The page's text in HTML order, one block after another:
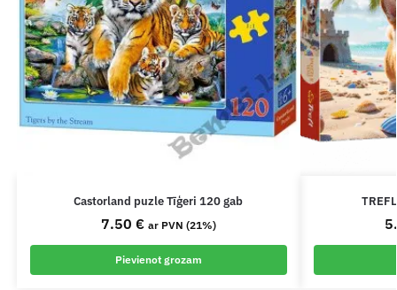
Castorland puzle Tīģeri 120 gab
7.50 € ar PVN (21%)
Pievienot grozam